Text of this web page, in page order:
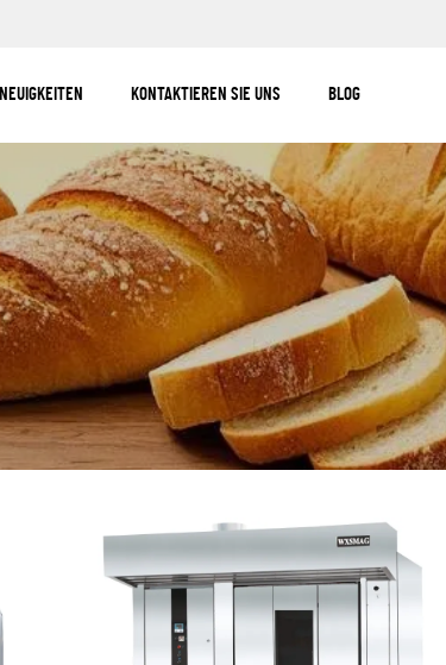
NEUIGKEITEN KONTAKTIEREN SIE UNS BLOG